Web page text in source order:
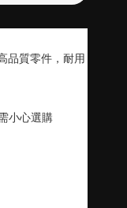
品質零件，耐用
小心選購